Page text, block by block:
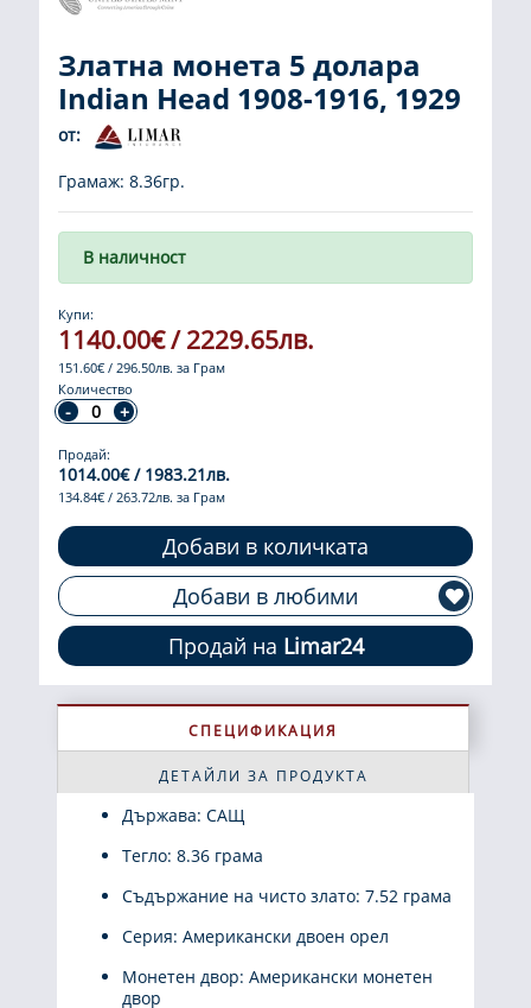
Златна монета 5 долара
Indian Head 1908-1916, 1929
от:
Грамаж: 8.36гр.
В наличност
Купи:
1140.00€ / 2229.65лв.
151.60€ / 296.50лв. за Грам
Количество
Продай:
1014.00€ / 1983.21лв.
134.84€ / 263.72лв. за Грам
Добави в количката
Добави в любими
Продай на Limar24
СПЕЦИФИКАЦИЯ
ДЕТАЙЛИ ЗА ПРОДУКТА
Държава: САЩ
Тегло: 8.36 грама
Съдържание на чисто злато: 7.52 грама
Серия: Американски двоен орел
Монетен двор: Американски монетен
двор